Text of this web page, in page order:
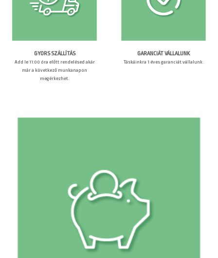
GYORS SZÁLLÍTÁS
Add le 11:00 óra előtt rendelésed akár
már a következő munkanapon
megérkezhet.
GARANCIÁT VÁLLALUNK
Táskáinkra 1 éves garanciát vállalunk.